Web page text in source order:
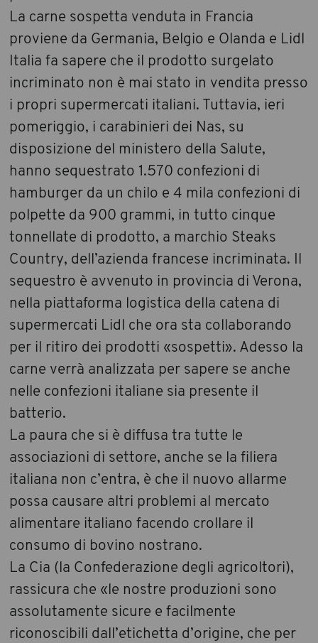
La carne sospetta venduta in Francia
proviene da Germania, Belgio e Olanda e Lidl
Italia fa sapere che il prodotto surgelato
incriminato non è mai stato in vendita presso
i propri supermercati italiani. Tuttavia, ieri
pomeriggio, i carabinieri dei Nas, su
disposizione del ministero della Salute,
hanno sequestrato 1.570 confezioni di
hamburger da un chilo e 4 mila confezioni di
polpette da 900 grammi, in tutto cinque
tonnellate di prodotto, a marchio Steaks
Country, dell’azienda francese incriminata. Il
sequestro è avvenuto in provincia di Verona,
nella piattaforma logistica della catena di
supermercati Lidl che ora sta collaborando
per il ritiro dei prodotti «sospetti». Adesso la
carne verrà analizzata per sapere se anche
nelle confezioni italiane sia presente il
batterio.
La paura che si è diffusa tra tutte le
associazioni di settore, anche se la filiera
italiana non c’entra, è che il nuovo allarme
possa causare altri problemi al mercato
alimentare italiano facendo crollare il
consumo di bovino nostrano.
La Cia (la Confederazione degli agricoltori),
rassicura che «le nostre produzioni sono
assolutamente sicure e facilmente
riconoscibili dall’etichetta d’origine, che per